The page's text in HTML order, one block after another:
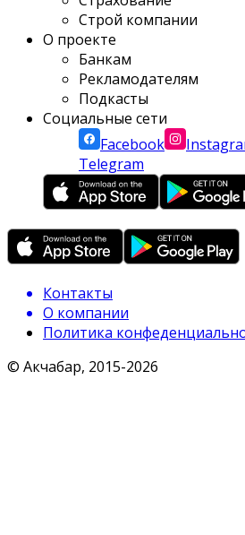
Строй компании
О проекте
Банкам
Рекламодателям
Подкасты
Социальные сети
Facebook
Telegram
Контакты
О компании
Политика
© Акчабар, 2015-2026